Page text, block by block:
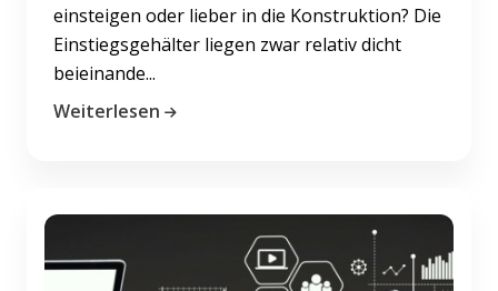
einsteigen oder lieber in die Konstruktion? Die
Einstiegsgehälter liegen zwar relativ dicht
beieinande...
Weiterlesen